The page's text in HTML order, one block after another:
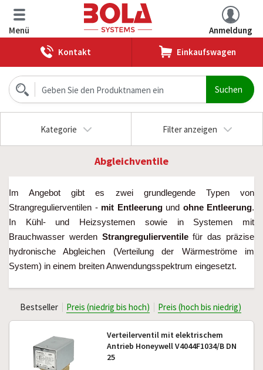
Menü
Anmeldung
Kontakt
Einkaufswagen
Kategorie Filter anzeigen
Abgleichventile
Im Angebot gibt es zwei grundlegende Typen von
Strangregulierventilen - mit Entleerungund ohne Entleerung.
In Kühl- und Heizsystemen sowie in Systemen mit
Brauchwasser werden Strangregulierventilefür das präzise
hydronische Abgleichen (Verteilung der Wärmeströme im
System) in einem breiten Anwendungsspektrum eingesetzt.
Bestseller Preis (niedrig bis hoch) Preis (hoch bis niedrig)
Verteilerventil mit elektrischem
Antrieb Honeywell V4044F1034/B DN
25